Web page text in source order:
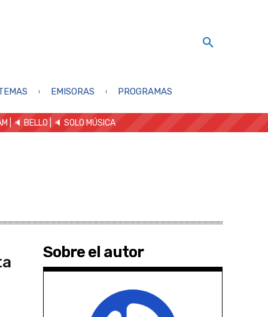
EMISORAS PROGRAMAS
| 🔈 BELLO 🔈 SOLO MÚSICA
Sobre el autor